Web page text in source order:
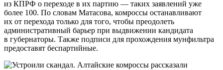
из КПРФ о переходе в их партию — таких заявлений уже
более 100. По словам Матасова, комроссы останавливают
их от перехода только для того, чтобы преодолеть
административный барьер при выдвижении кандидата
в губернаторы. Также подписи для прохождения мунфильтра
предоставят беспартийные.